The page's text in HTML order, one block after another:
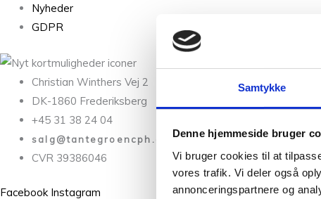
Samtykke
Denne hjemmeside bruger
Vi bruger cookies til at
vores trafik. Vi deler også
annonceringspartnere og
Nyheder
GDPR
Christian Winthers Vej 2
DK-1860 Frederiksberg
+45 31 38 24 04
salg@tantegroencph.dk
CVR 39386046
Facebook Instagram